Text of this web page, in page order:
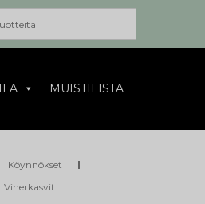
MUISTILISTA
Köynnökset
Viherkasvit